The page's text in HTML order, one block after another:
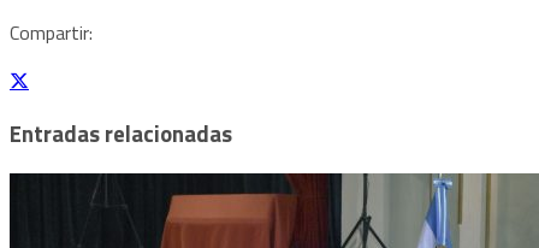
Compartir:
Entradas relacionadas